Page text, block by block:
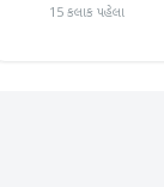
15 કલાક પહેલા